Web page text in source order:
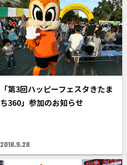
「第3回ハッピーフェスタきたま
ち360」参加のお知らせ
2018.9.28